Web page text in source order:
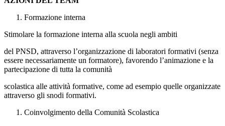
Formazione interna
Stimolare la formazione interna alla scuola negli ambiti
del PNSD, attraverso l’organizzazione di laboratori formativi (senza
essere necessariamente un formatore), favorendo l’animazione e la
partecipazione di tutta la comunità
scolastica alle attività formative, come ad esempio quelle organizzate
attraverso gli snodi formativi.
Coinvolgimento della Comunità Scolastica